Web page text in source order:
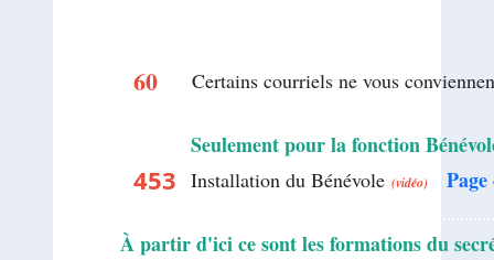
60 Certains courriels ne vous
Seulement pour la fonction
453 Installation du Bénévole (vidéo) Page
À partir d'ici ce sont les formations du